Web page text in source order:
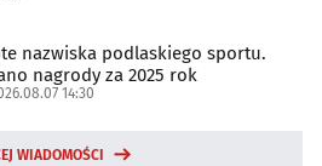
nazwiska podlaskiego sportu.
nagrody za 2025 rok
14:30
WIADOMOŚCI